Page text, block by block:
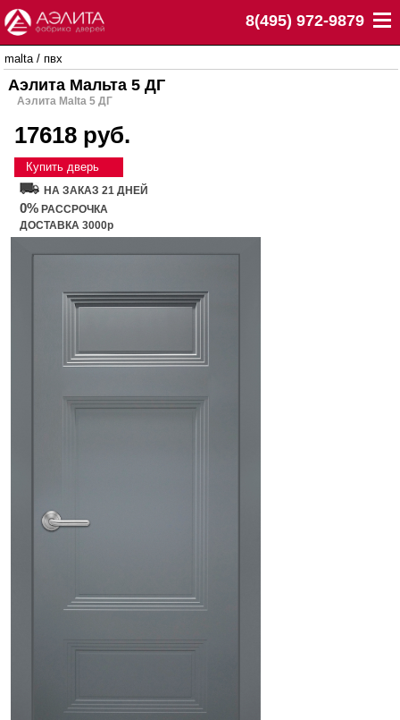
8(495) 972-9879
malta/ пвх
Аэлита Мальта 5 ДГ
Аэлита Malta 5 ДГ
17618 руб.
Купить дверь
НА ЗАКАЗ 21 ДНЕЙ
0% РАССРОЧКА
ДОСТАВКА 3000р